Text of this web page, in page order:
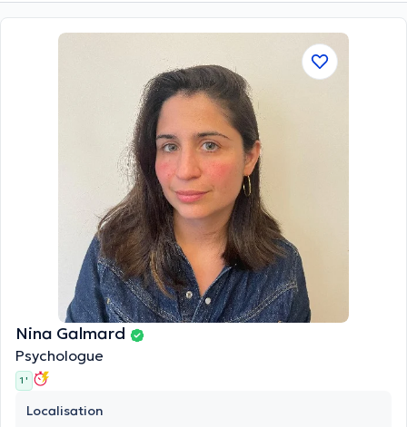
Nina Galmard
Psychologue
1 '
Localisation